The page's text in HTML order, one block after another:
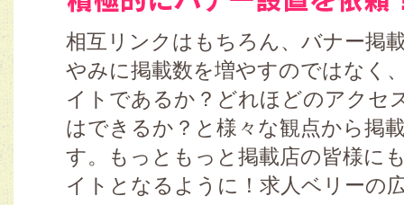
相互リンクはもちろん、バナー掲
やみに掲載数を増やすのではなく
イトであるか？どれほどのアクセ
はできるか？と様々な観点から掲
す。もっともっと掲載店の皆様に
イトとなるように！求人ベリーの